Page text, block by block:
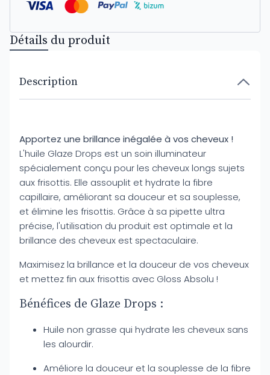
Détails du produit
Description
Apportez une brillance inégalée à vos cheveux !
L'huile Glaze Drops est un soin illuminateur
spécialement conçu pour les cheveux longs sujets
aux frisottis. Elle assouplit et hydrate la fibre
capillaire, améliorant sa douceur et sa souplesse,
et élimine les frisottis. Grâce à sa pipette ultra
précise, l'utilisation du produit est optimale et la
brillance des cheveux est spectaculaire.
Maximisez la brillance et la douceur de vos cheveux
et mettez fin aux frisottis avec Gloss Absolu !
Bénéfices de Glaze Drops :
Huile non grasse qui hydrate les cheveux sans
les alourdir.
Améliore la douceur et la souplesse de la fibre